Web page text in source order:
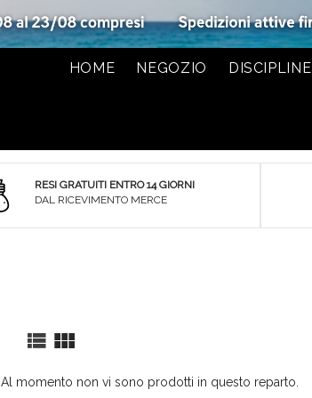
HOME NEGOZIO DISCIPLINE
RESI GRATUITI ENTRO 14 GIORNI
DAL RICEVIMENTO MERCE
Al momento non vi sono prodotti in questo reparto.